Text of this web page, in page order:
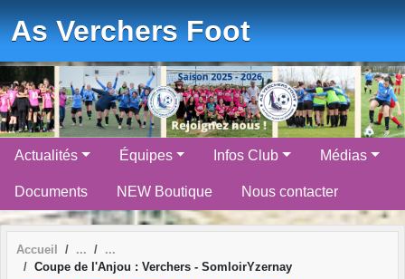
As Verchers Foot
Actualités Équipes Infos Club Médias
Documents NEW Boutique Nous contacter
Accueil
Coupe de l'Anjou : Verchers - SomloirYzernay